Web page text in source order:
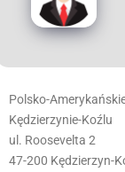
Polsko-
Kędzierzynie-Koźlu
ul. Roosevelta 2
47-200 Kędzierzyn-